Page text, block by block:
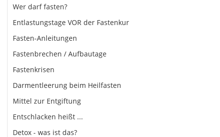
Wer darf fasten?
Entlastungstage VOR der Fastenkur
Fasten-Anleitungen
Fastenbrechen / Aufbautage
Fastenkrisen
Darmentleerung beim Heilfasten
Mittel zur Entgiftung
Entschlacken heißt ...
Detox - was ist das?